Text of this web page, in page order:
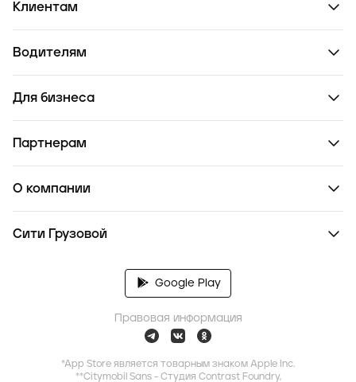
Клиентам
Водителям
Для бизнеса
Партнерам
О компании
Сити Грузовой
Google Play
Правовая информация
*App Store является товарным знаком Apple Inc.
**Citymobil Sans - Студия Contrast Foundry,